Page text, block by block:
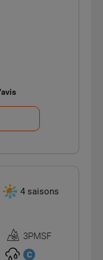
4 saisons
Homologation
3PMSF
3PMSF
C